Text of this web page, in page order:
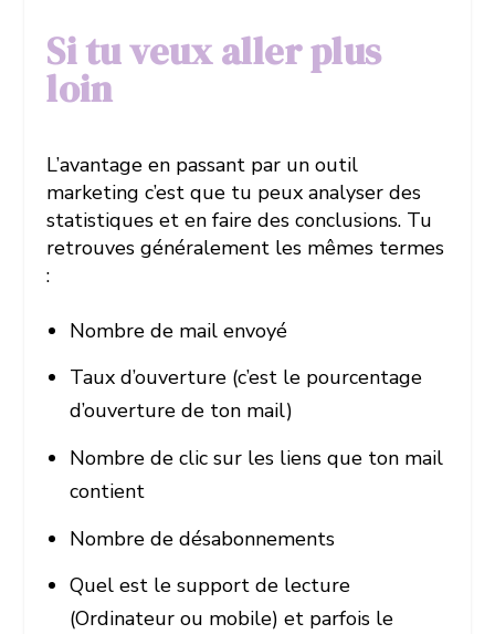
Si tu veux aller plus
loin
L’avantage en passant par un outil
marketing c’est que tu peux analyser des
statistiques et en faire des conclusions. Tu
retrouves généralement les mêmes termes
:
Nombre de mail envoyé
Taux d’ouverture (c’est le pourcentage
d’ouverture de ton mail)
Nombre de clic sur les liens que ton mail
contient
Nombre de désabonnements
Quel est le support de lecture
(Ordinateur ou mobile) et parfois le